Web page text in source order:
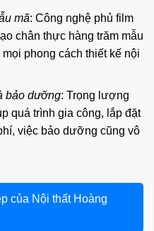
mã: Công nghệ phủ film
chân thực hàng trăm mẫu
phong cách thiết kế nội
bảo dưỡng: Trọng lượng
quá trình gia công, lắp đặt
việc bảo dưỡng cũng vô
của Nội thất Hoàng